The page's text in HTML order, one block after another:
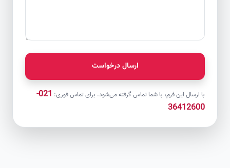
ارسال درخواست
با ارسال این فرم، با شما تماس گرفته می‌شود. برای تماس فوری:
021-
36412600